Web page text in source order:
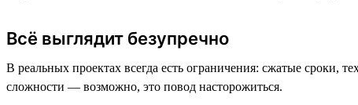
Всё выглядит безупречно
В реальных проектах всегда есть ограничения: сжатые сроки,
сложности — возможно, это повод насторожиться.